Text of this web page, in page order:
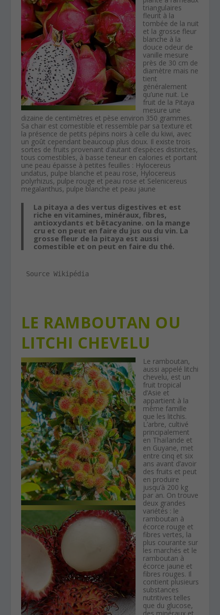
triangulaires
fleurit à la
tombée de la nuit
et la grosse fleur
blanche à la
douce odeur de
vanille mesure
près de 30 cm de
diamètre mais ne
tient
généralement
qu’une nuit. Le
fruit de la Pitaya
mesure une
dizaine de centimètres et pèse environ 350 grammes.
Sa chair est comestible et ressemble par sa texture et
la présence de petits pépins noirs à celle du kiwi, avec
un goût cependant beaucoup plus doux. Il existe trois
sortes de fruits provenant d’autant d’espèces distinctes,
tous comestibles, à basse teneur en calories et portant
une peau épaisse à petites feuilles : Hylocereus
undatus, pulpe blanche et peau rose, Hylocereus
polyrhizus, pulpe rouge et peau rose et Selenicereus
megalanthus, pulpe blanche et peau jaune
La pitaya a des vertus digestives et est
riche en vitamines, minéraux, fibres,
antioxydants et bêtacyanine. on la mange
cru et on peut en faire du jus ou du vin. La
grosse fleur de la pitaya est aussi
comestible et on peut en faire du thé.
Source Wikipédia
LE RAMBOUTAN OU
LITCHI CHEVELU
Le ramboutan,
aussi appelé litchi
chevelu, est un
fruit tropical
d’Asie et
appartient à la
même famille
que les litchis.
L’arbre, cultivé
principalement
en Thaïlande et
en Guyane, met
entre cinq et six
ans avant d’avoir
des fruits et peut
en produire
jusqu’à 200 kg
par an. On trouve
deux grandes
variétés : le
ramboutan à
écorce rouge et
fibres vertes, la
plus courante sur
les marchés et le
ramboutan à
écorce jaune et
fibres rouges. Il
contient plusieurs
substances
nutritives telles
que du glucose,